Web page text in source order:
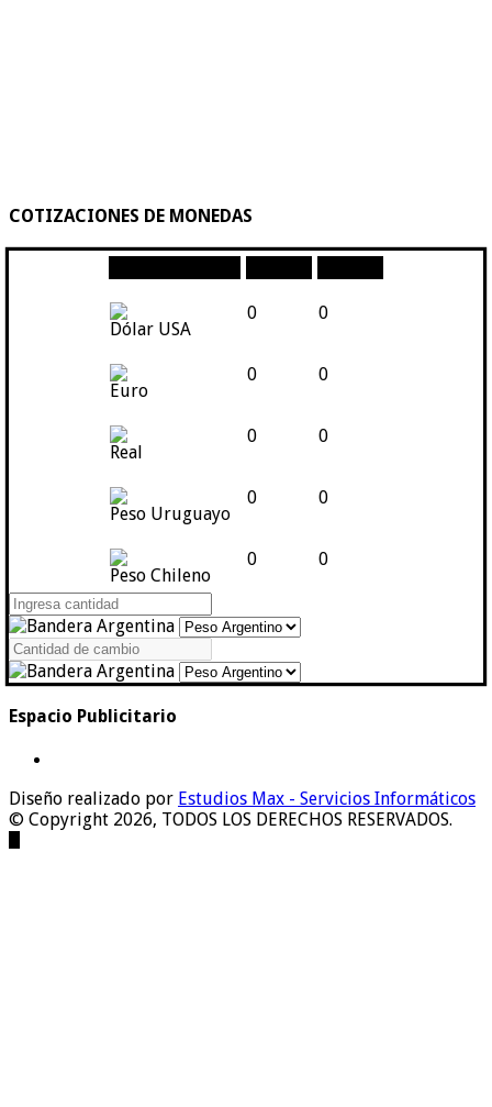
COTIZACIONES DE MONEDAS
Dólar USA
0 0
Euro
0 0
Real
0 0
Peso Uruguayo
0 0
Peso Chileno
0 0
Espacio Publicitario
Diseño realizado por Estudios Max - Servicios Informáticos
© Copyright 2026, TODOS LOS DERECHOS RESERVADOS.